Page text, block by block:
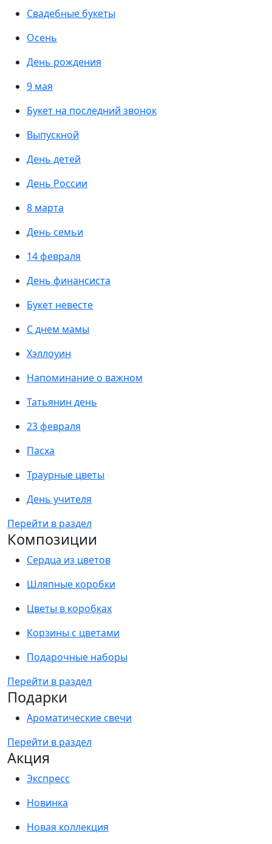
Свадебные букеты
Осень
День рождения
9 мая
Букет на последний звонок
Выпускной
День детей
День России
8 марта
День семьи
14 февраля
День финансиста
Букет невесте
С днем мамы
Хэллоуин
Напоминание о важном
Татьянин день
23 февраля
Пасха
Траурные цветы
День учителя
Перейти в раздел
Композиции
Сердца из цветов
Шляпные коробки
Цветы в коробках
Корзины с цветами
Подарочные наборы
Перейти в раздел
Подарки
Ароматические свечи
Перейти в раздел
Акция
Экспресс
Новинка
Новая коллекция